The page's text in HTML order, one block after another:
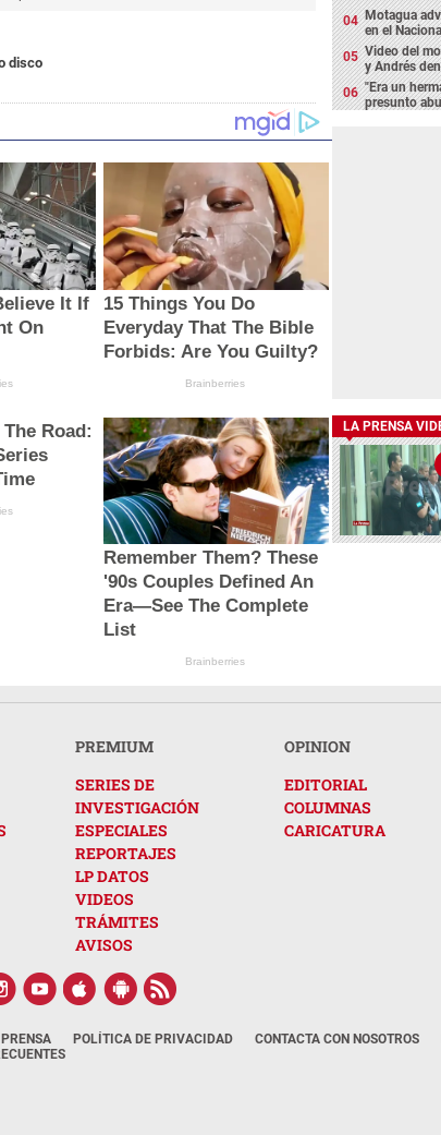
disco
It If
On
15 Things You Do
Everyday That The Bible
Forbids: Are You Guilty?
Brainberries
Road:
Remember Them? These
'90s Couples Defined An
Era—See The Complete
List
Brainberries
Motagua
en el
Video del
y Andrés
"Era un
presunto
LA PRENSA
PREMIUM
SERIES DE
INVESTIGACIÓN
ESPECIALES
REPORTAJES
LP DATOS
VIDEOS
TRÁMITES
AVISOS
OPINION
EDITORIAL
COLUMNAS
CARICATURA
POLÍTICA DE PRIVACIDAD CONTACTA CON NOSOTROS